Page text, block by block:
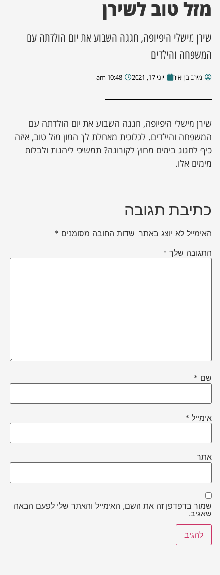
מזל טוב לשירן
שירן מישלי היפיופה, חגגה השבוע את יום הולדתה עם
המשפחה והילדים
מירב בן יאיר יוני 17, 2021 10:48 am
שירן מישלי היפיופה, חגגה השבוע את יום הולדתה עם
המשפחה והילדים. לכלוכית מאחלת לך המון מזל טוב, איזה
כיף לחגוג בימים מחוץ לקורונה? תמשיכי ליהנות ולבלות
מימים אלו.
כתיבת תגובה
האימייל לא יוצג באתר. שדות החובה מסומנים *
התגובה שלך *
שם *
אימייל *
אתר
שמור בדפדפן זה את השם, האימייל והאתר שלי לפעם הבאה
שאגיב.